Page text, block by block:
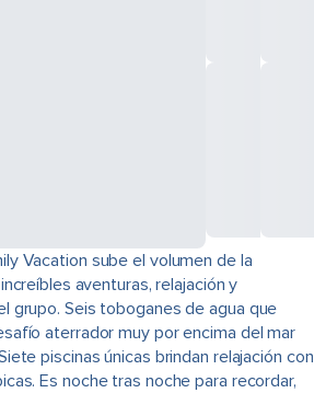
Vacation sube el volumen de la
aventuras, relajación y
grupo. Seis toboganes de agua que
aterrador muy por encima del mar
piscinas únicas brindan relajación con
Es noche tras noche para recordar,